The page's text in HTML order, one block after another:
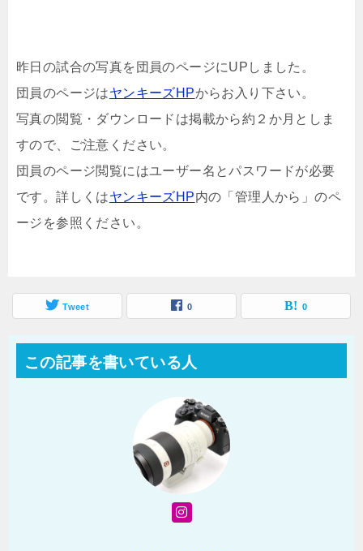
昨日の試合の写真を団員のページにUPしました。
団員のページはヤンキーズHPからお入り下さい。
写真の閲覧・ダウンロードは掲載から約２か月としま
すので、ご注意ください。
団員のページ閲覧にはユーザー名とパスワードが必要
です。詳しくはヤンキーズHP内の「管理人から」のペ
ージを参照ください。
Tweet 0 0
この記事を書いている人